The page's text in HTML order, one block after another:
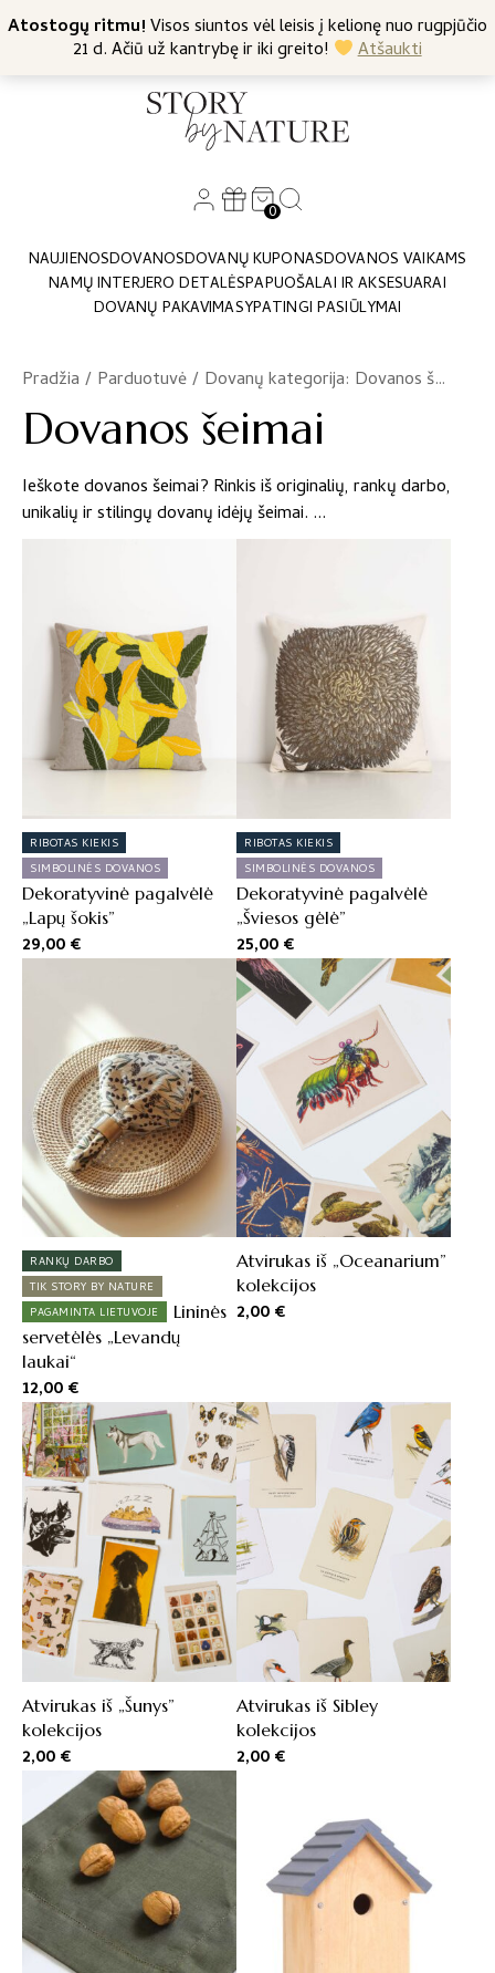
Atostogų ritmu!Visos siuntos vėl leisis į kelionę nuo rugpjūčio
21 d. Ačiū už kantrybę ir iki greito!
Atšaukti
Nemokamas siuntimas nuo 45 Eur +370 682 57369
0
NAUJIENOSDOVANOSDOVANŲ KUPONASDOVANOS VAIKAMS
NAMŲ INTERJERO DETALĖSPAPUOŠALAI IR AKSESUARAI
DOVANŲ PAKAVIMASYPATINGI PASIŪLYMAI
Pradžia / Parduotuvė/ Dovanų kategorija: Dovanos šeimai
Dovanos šeimai
Ieškote dovanos šeimai? Rinkis iš originalių, rankų darbo,
unikalių ir stilingų dovanų idėjų šeimai.
RIBOTAS KIEKIS
SIMBOLINĖS DOVANOS
Dekoratyvinė pagalvėlė
„Lapų šokis”
29,00€
RIBOTAS KIEKIS
SIMBOLINĖS DOVANOS
Dekoratyvinė pagalvėlė
„Šviesos gėlė”
25,00€
RANKŲ DARBO
TIK STORY BY NATURE
PAGAMINTA LIETUVOJE
Lininės
servetėlės „Levandų
laukai“
12,00€
Atvirukas iš „Oceanarium”
kolekcijos
2,00€
Atvirukas iš „Šunys”
kolekcijos
2,00€
Atvirukas iš Sibley
kolekcijos
2,00€